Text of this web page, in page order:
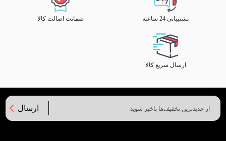
پشتیبانی 24 ساعته ضمانت اصالت کالا
ارسال سریع کالا
ارسال